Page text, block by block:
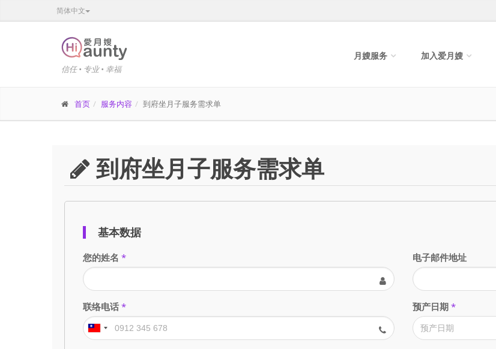
简体中文
信任 • 专业 • 幸福
月嫂服务 加入爱月嫂
首页 服务内容 到府坐月子服务需求单
到府坐月子服务需求单
基本数据
您的姓名 * 电子邮件地址
联络电话 * 预产日期 *